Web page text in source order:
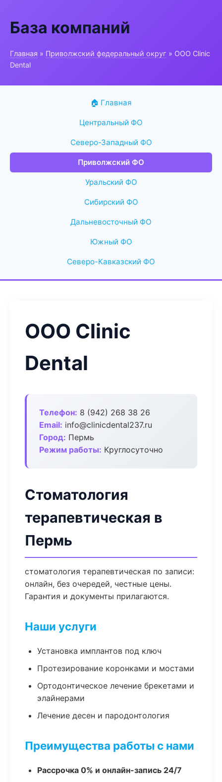
База компаний
Главная » Приволжский федеральный округ » ООО Clinic
Dental
🏠 Главная
Центральный ФО
Северо-Западный ФО
Приволжский ФО
Уральский ФО
Сибирский ФО
Дальневосточный ФО
Южный ФО
Северо-Кавказский ФО
ООО Clinic
Dental
Телефон: 8 (942) 268 38 26
Email: info@clinicdental237.ru
Город: Пермь
Режим работы: Круглосуточно
Стоматология
терапевтическая в
Пермь
стоматология терапевтическая по записи:
онлайн, без очередей, честные цены.
Гарантия и документы прилагаются.
Наши услуги
Установка имплантов под ключ
Протезирование коронками и мостами
Ортодонтическое лечение брекетами и
элайнерами
Лечение десен и пародонтология
Преимущества работы с нами
Рассрочка 0% и онлайн-запись 24/7